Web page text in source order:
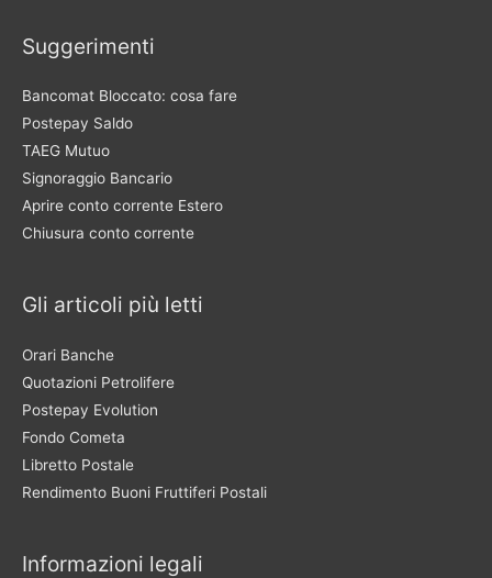
Suggerimenti
Bancomat Bloccato: cosa fare
Postepay Saldo
TAEG Mutuo
Signoraggio Bancario
Aprire conto corrente Estero
Chiusura conto corrente
Gli articoli più letti
Orari Banche
Quotazioni Petrolifere
Postepay Evolution
Fondo Cometa
Libretto Postale
Rendimento Buoni Fruttiferi Postali
Informazioni legali